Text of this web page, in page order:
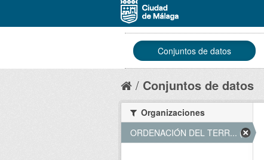
Conjuntos de datos
Conjuntos de datos
Organizaciones
ORDENACIÓN DEL TERR... (1)